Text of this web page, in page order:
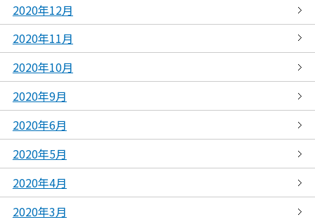
2020年12月
2020年11月
2020年10月
2020年9月
2020年6月
2020年5月
2020年4月
2020年3月